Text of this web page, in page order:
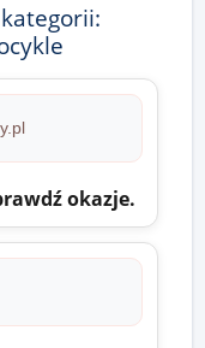
okazje.